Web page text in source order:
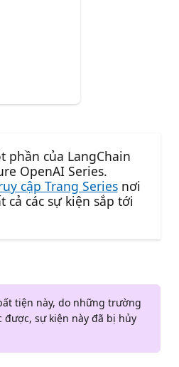
phần của LangChain
OpenAI Series.
cập Trang Seriesnơi
cả các sự kiện sắp tới
tiện này, do những trường
sự kiện này đã bị hủy